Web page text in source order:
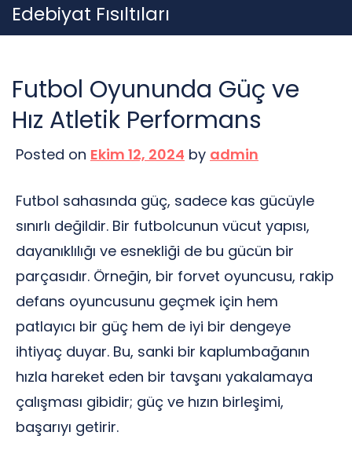
Skip
to
Edebiyat Fısıltıları
Futbol Oyununda Güç ve
Hız Atletik Performans
Posted on Ekim 12, 2024 by admin
Futbol sahasında güç, sadece kas gücüyle
sınırlı değildir. Bir futbolcunun vücut yapısı,
dayanıklılığı ve esnekliği de bu gücün bir
parçasıdır. Örneğin, bir forvet oyuncusu, rakip
defans oyuncusunu geçmek için hem
patlayıcı bir güç hem de iyi bir dengeye
ihtiyaç duyar. Bu, sanki bir kaplumbağanın
hızla hareket eden bir tavşanı yakalamaya
çalışması gibidir; güç ve hızın birleşimi,
başarıyı getirir.